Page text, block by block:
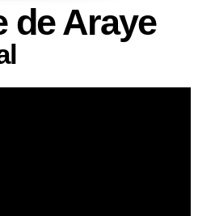
de Araye